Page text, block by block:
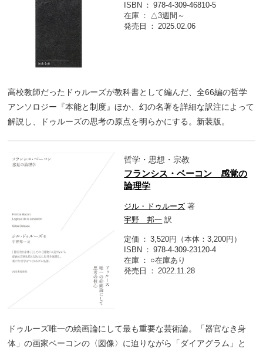
ISBN
978-4-309-46810-5
在庫
△3週間～
発売日
2025.02.06
高校教師だったドゥルーズが教科書として編んだ、全66編の哲学
アンソロジー『本能と制度』ほか、幻の名著を詳細な訳注によって
解説し、ドゥルーズの思考の原点を明らかにする。新装版。
哲学・思想・宗教
フランシス・ベーコン 感覚の
論理学
ジル・ドゥルーズ 著
宇野 邦一 訳
定価
3,520円（本体：3,200円）
ISBN
978-4-309-23120-4
在庫
○在庫あり
発売日
2022.11.28
ドゥルーズ唯一の絵画論にして最も重要な芸術論。「器官なき身
体」の画家ベーコンの〈図像〉に迫りながら「ダイアグラム」と